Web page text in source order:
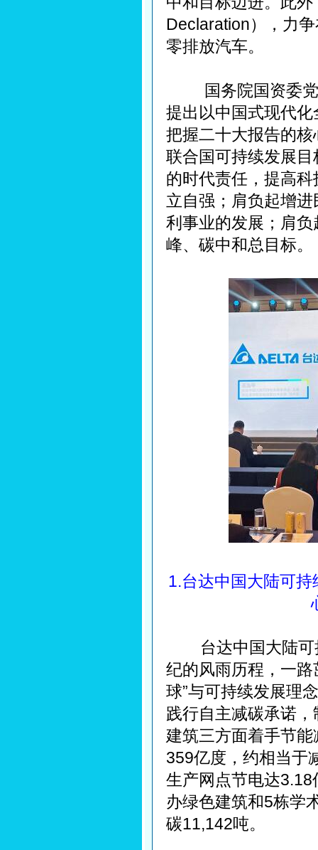
Declaration），力
零排放汽车。
国务院国资委党
提出以中国式现代
把握二十大报告的
联合国可持续发展
的时代责任，提高
立自强；肩负起增
利事业的发展；肩
峰、碳中和总目标。
1.台达中国大陆可
台达中国大陆可
纪的风雨历程，一
球”与可持续发展理
践行自主减碳承诺
建筑三方面着手节
359亿度，约相当于
生产网点节电达
办绿色建筑和5栋学
碳11,142吨。